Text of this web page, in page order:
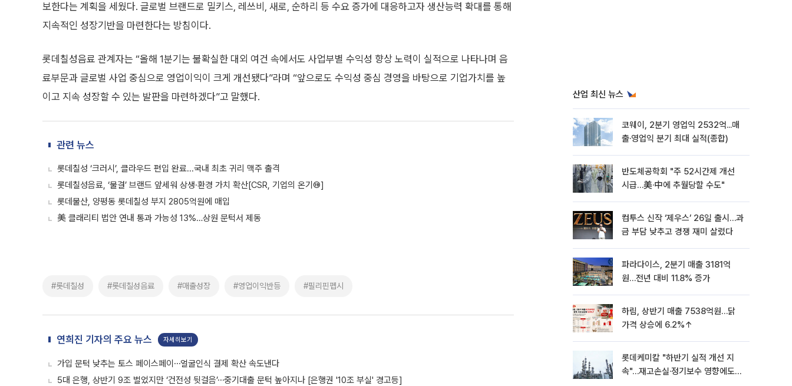
보한다는 계획을 세웠다. 글로벌 브랜드로 밀키스, 레쓰비, 새로, 순하리 등 수요 증가에 대응하고자 생산능력 확대를 통해
지속적인 성장기반을 마련한다는 방침이다.
롯데칠성음료 관계자는 “올해 1분기는 불확실한 대외 여건 속에서도 사업부별 수익성 향상 노력이 실적으로 나타나며 음
료부문과 글로벌 사업 중심으로 영업이익이 크게 개선됐다”라며 “앞으로도 수익성 중심 경영을 바탕으로 기업가치를 높
이고 지속 성장할 수 있는 발판을 마련하겠다”고 말했다.
관련 뉴스
롯데칠성 ‘크러시’, 클라우드 편입 완료...국내 최초 귀리 맥주 출격
롯데칠성음료, ‘물결’ 브랜드 앞세워 상생·환경 가치 확산[CSR, 기업의 온기⑲]
롯데물산, 양평동 롯데칠성 부지 2805억원에 매입
美 클래리티 법안 연내 통과 가능성 13%…상원 문턱서 제동
#롯데칠성 #롯데칠성음료 #매출성장 #영업이익반등 #필리핀펩시
연희진 기자의 주요 뉴스 자세히보기
가입 문턱 낮추는 토스 페이스페이⋯얼굴인식 결제 확산 속도낸다
5대 은행, 상반기 9조 벌었지만 ‘건전성 뒷걸음’⋯중기대출 문턱 높아지나 [은행권 '10조 부실' 경고등]
산업 최신 뉴스
코웨이, 2분기 영업익 2532억...매
출·영업익 분기 최대 실적(종합)
반도체공학회 "주 52시간제 개선
시급…美·中에 추월당할 수도"
컴투스 신작 ‘제우스’ 26일 출시…과
금 부담 낮추고 경쟁 재미 살렸다
파라다이스, 2분기 매출 3181억
원…전년 대비 11.8% 증가
하림, 상반기 매출 7538억원…닭
가격 상승에 6.2%↑
롯데케미칼 "하반기 실적 개선 지
속"…재고손실·정기보수 영향에도